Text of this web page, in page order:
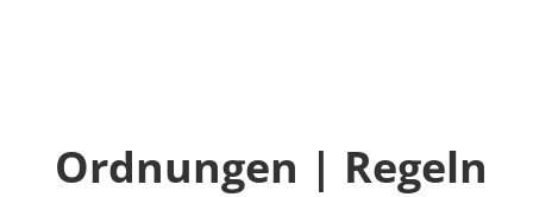
Ordnungen | Regeln